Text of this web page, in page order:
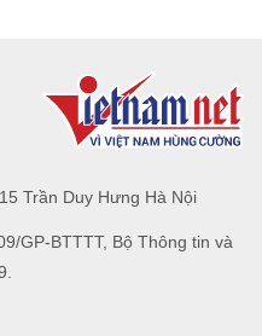
Trần Duy Hưng Hà Nội
GP-BTTTT, Bộ Thông tin và